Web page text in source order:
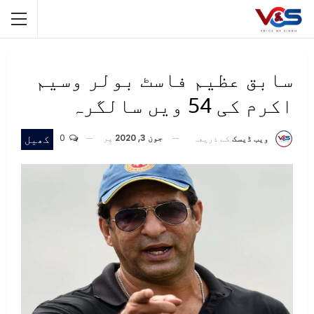
سابق عظیم فاسٹ بولر وسیم
اکرم کی 54 ویں سالگرہ
کھیل ویب ڈیسک کے ذریعہ جون 3, 2020 پر